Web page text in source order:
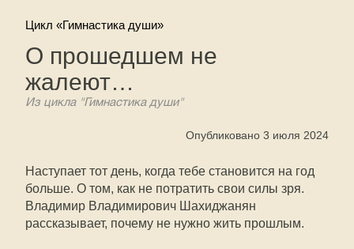
Цикл «Гимнастика души»
О прошедшем не
жалеют…
Из цикла "Гимнастика души"
Опубликовано 3 июля 2024
Наступает тот день, когда тебе становится на год
больше. О том, как не потратить свои силы зря.
Владимир Владимирович Шахиджанян
рассказывает, почему не нужно жить прошлым.